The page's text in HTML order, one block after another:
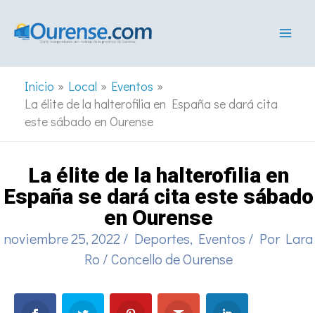
Inicio Local
Eventos
La élite de la halterofilia en España se dará cita
este sábado en Ourense
La élite de la halterofilia en
España se dará cita este sábado
en Ourense
noviembre 25, 2022 / Deportes, Eventos / Por Lara
Ro /Concello de Ourense